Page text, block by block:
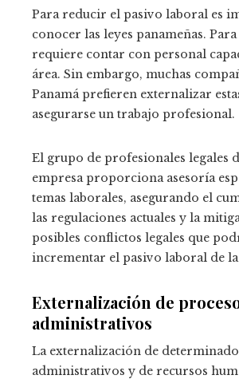
Para reducir el pasivo laboral es
conocer las leyes panameñas.
requiere contar con personal
área. Sin embargo, muchas
Panamá prefieren externalizar
asegurarse un trabajo profesional.
El grupo de profesionales legales
empresa proporciona asesoría
temas laborales, asegurando el
las regulaciones actuales y la
posibles conflictos legales que
incrementar el pasivo laboral de
Externalización de
administrativos
La externalización de
administrativos y de recursos